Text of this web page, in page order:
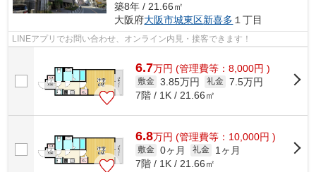
築8年 / 21.66㎡
大阪府大阪市城東区新喜多 １丁目
LINEアプリでお問い合わせ、オンライン内見・接客できます！
6.7万円 (管理費等：8,000円 )
敷金 3.85万円 礼金 7.5万円
7階 / 1K / 21.66㎡
6.8万円 (管理費等：10,000円 )
敷金 0ヶ月 礼金
1ヶ月
7階 / 1K / 21.66㎡